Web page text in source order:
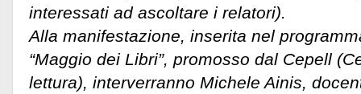
interessati ad ascoltare i relatori).
Alla manifestazione, inserita nel
“Maggio dei Libri”, promosso dal Cepell
lettura), interverranno Michele Ainis,